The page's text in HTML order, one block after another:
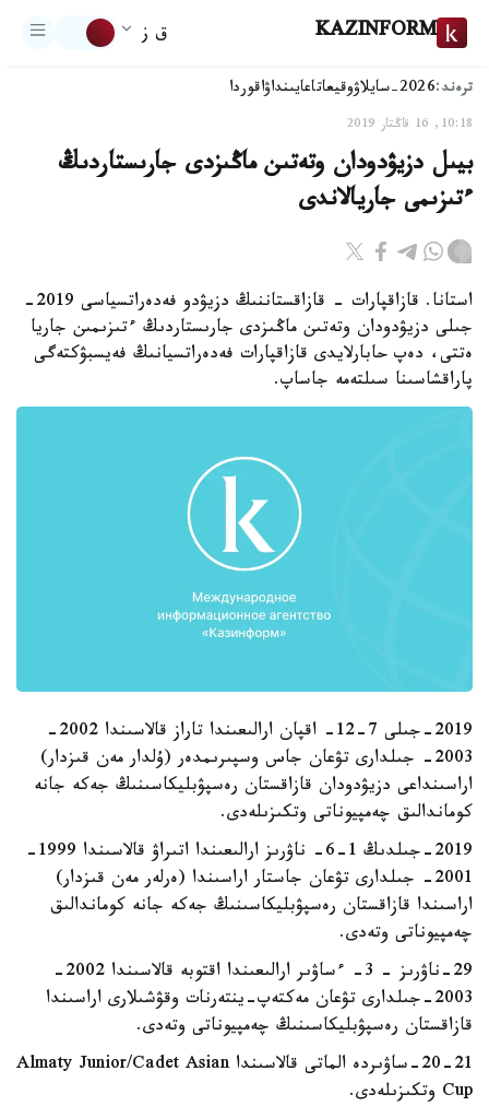
KAZINFORM ق ز
ترەند:2026-سايلاۋ وقيعاتاعايىنداۋاقوردا
10:18, 16 قاڭتار 2019
بيىل دزيۋدودان وتەتىن ماڭىزدى جارىستاردىڭ
ءتىزىمى جاريالاندى
استانا. قازاقپارات - قازاقستاننىڭ دزيۋدو فەدەراتسياسى 2019-
جىلى دزيۋدودان وتەتىن ماڭىزدى جارىستاردىڭ ءتىزىمىن جاريا
ەتتى، دەپ حابارلايدى قازاقپارات فەدەراتسيانىڭ فەيسبۋكتەگى
پاراقشاسىنا سىلتەمە جاساپ.
2019-جىلى 7-12- اقپان ارالىعىندا تاراز قالاسىندا 2002-
2003- جىلدارى تۋعان جاس وسپىرىمدەر (ۇلدار مەن قىزدار)
اراسىنداعى دزيۋدودان قازاقستان رەسپۋبليكاسىنىڭ جەكە جانە
كوماندالىق چەمپيوناتى وتكىزىلەدى.
2019-جىلدىڭ 1-6- ناۋرىز ارالىعىندا اتىراۋ قالاسىندا 1999-
2001- جىلدارى تۋعان جاستار اراسىندا (ەرلەر مەن قىزدار)
اراسىندا قازاقستان رەسپۋبليكاسىنىڭ جەكە جانە كوماندالىق
چەمپيوناتى وتەدى.
29-ناۋرىز - 3- ءساۋىر ارالىعىندا اقتوبە قالاسىندا 2002-
2003-جىلدارى تۋعان مەكتەپ-ينتەرنات وقۋشىلارى اراسىندا
قازاقستان رەسپۋبليكاسىنىڭ چەمپيوناتى وتەدى.
20-21-ساۋىردە الماتى قالاسىندا Almaty Junior/Cadet Asian
Cup وتكىزىلەدى.